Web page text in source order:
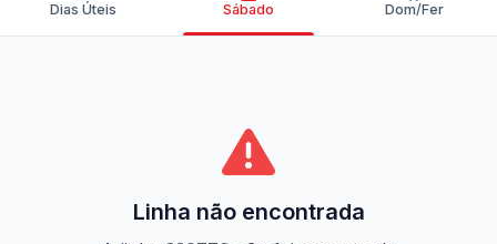
Dias Úteis Sábado Dom/Fer
Linha não encontrada